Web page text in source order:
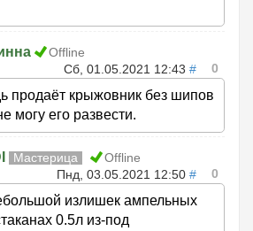
Offline
Сб, 01.05.2021 12:43 # 0
продаёт крыжовник без шипов
могу его развести.
Мастерица
Offline
Пнд, 03.05.2021 12:50 # 0
излишек ампельных
0.5л из-под